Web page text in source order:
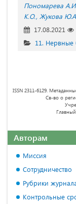
Пономарева
К.О. Жукова
17.08.2021
11. Нервные
ISSN 2311-6129.
Св-во о
Авторам
Миссия
Сотрудничество
Рубрики
Контрольные